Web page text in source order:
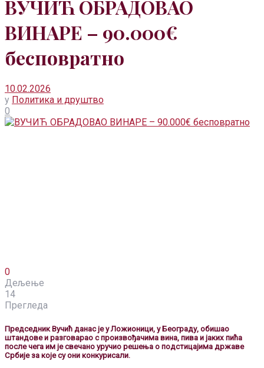
ВУЧИЋ ОБРАДОВАО
ВИНАРЕ – 90.000€
бесповратно
10.02.2026
у Политика и друштво
0
0
Дељење
14
Прегледа
Председник Вучић данас је у Ложионици, у Београду, обишао
штандове и разговарао с произвођачима вина, пива и јаких пића
после чега им је свечано уручио решења о подстицајима државе
Србије за које су они конкурисали.